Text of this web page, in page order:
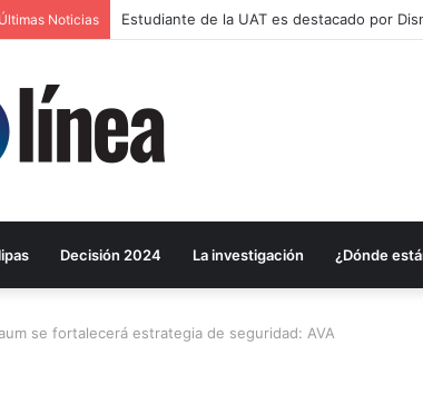
Últimas Noticias UAT proyecta alcanzar una matrícula de
Decisión 2024 La investigación ¿Dónde
se fortalecerá estrategia de seguridad: AVA